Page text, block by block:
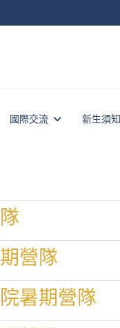
國際交流 新生須知
營隊
暑期營隊